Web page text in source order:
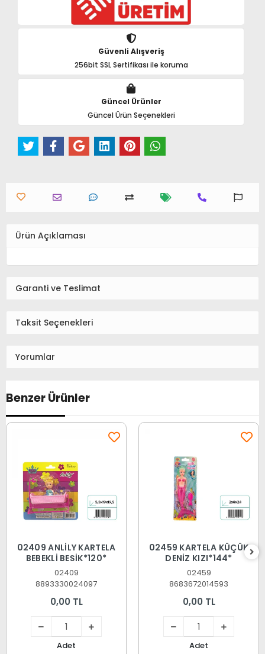
Güvenli Alışveriş
256bit SSL Sertifikası ile koruma
Güncel Ürünler
Güncel Ürün Seçenekleri
Ürün Açıklaması
Garanti ve Teslimat
Taksit Seçenekleri
Yorumlar
Benzer Ürünler
02409 ANLİLY KARTELA
BEBEKLİ BEŞİK*120*
02409
8893330024097
0,00 TL
Adet
02459 KARTELA KÜÇÜK
DENİZ KIZI*144*
02459
8683672014593
0,00 TL
Adet